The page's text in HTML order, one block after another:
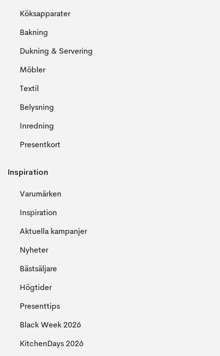
Köksapparater
Bakning
Dukning & Servering
Möbler
Textil
Belysning
Inredning
Presentkort
Inspiration
Varumärken
Inspiration
Aktuella kampanjer
Nyheter
Bästsäljare
Högtider
Presenttips
Black Week 2026
KitchenDays 2026